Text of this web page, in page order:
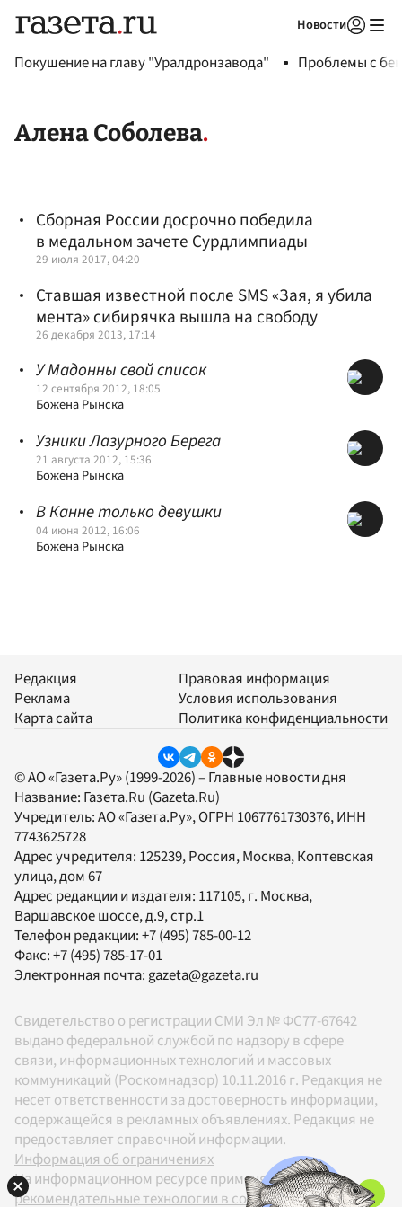
Новости
Покушение на главу "Уралдронзавода" Проблемы с
Алена Соболева
Сборная России досрочно победила
в медальном зачете Сурдлимпиады
29 июля 2017, 04:20
Ставшая известной после SMS «Зая, я убила
мента» сибирячка вышла на свободу
26 декабря 2013, 17:14
У Мадонны свой список
12 сентября 2012, 18:05
Божена Рынска
Узники Лазурного Берега
21 августа 2012, 15:36
Божена Рынска
В Канне только девушки
04 июня 2012, 16:06
Божена Рынска
Редакция
Реклама
Карта сайта
Правовая информация
Условия использования
Политика конфиденциальности
© АО «Газета.Ру» (1999-2026) – Главные новости дня
Название: Газета.Ru (Gazeta.Ru)
Учредитель:АО «Газета.Ру», ОГРН 1067761730376, ИНН
7743625728
Адрес учредителя: 125239, Россия, Москва, Коптевская
улица, дом 67
Адрес редакции и издателя: 117105, г. Москва,
Варшавское шоссе, д.9, стр.1
Телефон редакции:+7 (495) 785-00-12
Факс:+7 (495) 785-17-01
Электронная почта:gazeta@gazeta.ru
Свидетельство о регистрации СМИ Эл № ФС77-67642
выдано федеральной службой по надзору в сфере
связи, информационных технологий и массовых
коммуникаций (Роскомнадзор) 10.11.2016 г. Редакция не
несет ответственности за достоверность информации,
содержащейся в рекламных объявлениях. Редакция не
предоставляет справочной информации.
Информация об ограничениях
На информационном ресурсе применяются
рекомендательные технологии в соответствии с